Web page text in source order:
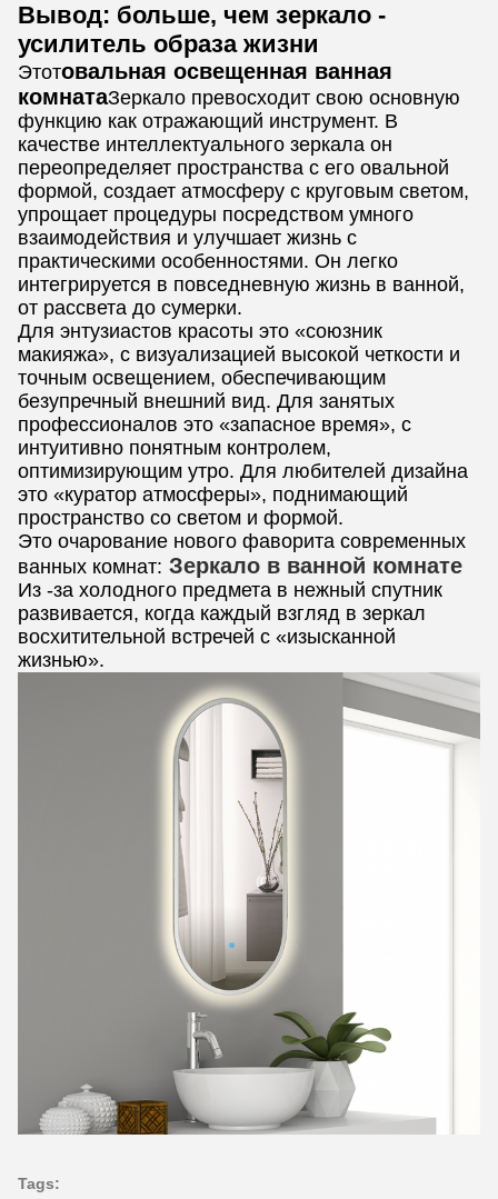
Вывод: больше, чем зеркало -
усилитель образа жизни
Этотовальная освещенная ванная
комнатаЗеркало превосходит свою основную
функцию как отражающий инструмент. В
качестве интеллектуального зеркала он
переопределяет пространства с его овальной
формой, создает атмосферу с круговым светом,
упрощает процедуры посредством умного
взаимодействия и улучшает жизнь с
практическими особенностями. Он легко
интегрируется в повседневную жизнь в ванной,
от рассвета до сумерки.
Для энтузиастов красоты это «союзник
макияжа», с визуализацией высокой четкости и
точным освещением, обеспечивающим
безупречный внешний вид. Для занятых
профессионалов это «запасное время», с
интуитивно понятным контролем,
оптимизирующим утро. Для любителей дизайна
это «куратор атмосферы», поднимающий
пространство со светом и формой.
Это очарование нового фаворита современных
ванных комнат: Зеркало в ванной комнате
Из -за холодного предмета в нежный спутник
развивается, когда каждый взгляд в зеркал
восхитительной встречей с «изысканной
жизнью».
Tags: